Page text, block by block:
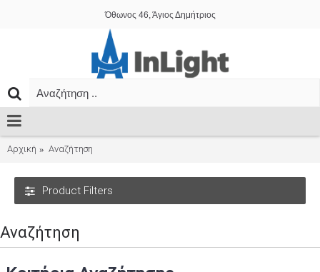
Όθωνος 46, Άγιος Δημήτριος
Αρχική Αναζήτηση
Product Filters
Αναζήτηση